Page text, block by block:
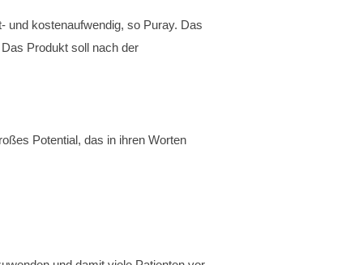
und kostenaufwendig, so Puray. Das
Produkt soll nach der
Potential, das in ihren Worten